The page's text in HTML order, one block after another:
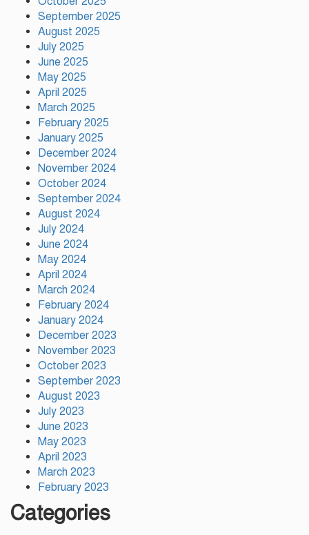
আজ ঢাকায় দুই উন্মুক্ত কনসার্ট, কোন
মঞ্চে থাকছেন কোন শিল্পী
September 2025
August 2025
July 2025
June 2025
May 2025
April 2025
March 2025
February 2025
January 2025
December 2024
November 2024
October 2024
September 2024
August 2024
July 2024
June 2024
May 2024
April 2024
March 2024
February 2024
January 2024
December 2023
November 2023
October 2023
September 2023
August 2023
July 2023
June 2023
May 2023
April 2023
March 2023
February 2023
Categories